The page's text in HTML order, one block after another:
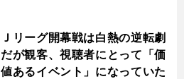
Ｊリーグ開幕戦は白熱の逆転劇
だが観客、視聴者にとって「価
値あるイベント」になっていた